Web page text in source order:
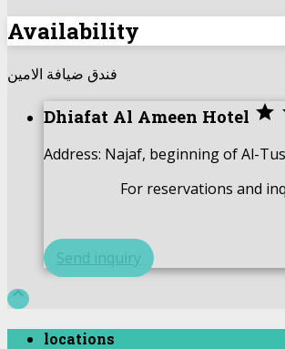
Availability
فندق ضيافة الامين
Dhiafat Al Ameen Hotel 
Address: Najaf, beginning of Al-
For reservations and
Send inquiry

locations